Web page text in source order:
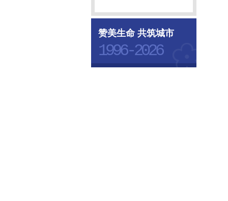
赞美生命 共筑城市
1996-2026